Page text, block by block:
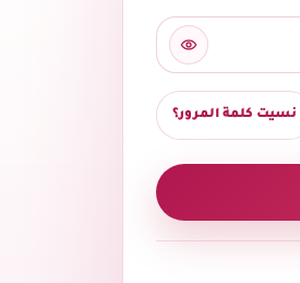
نسيت كلمة المرور؟